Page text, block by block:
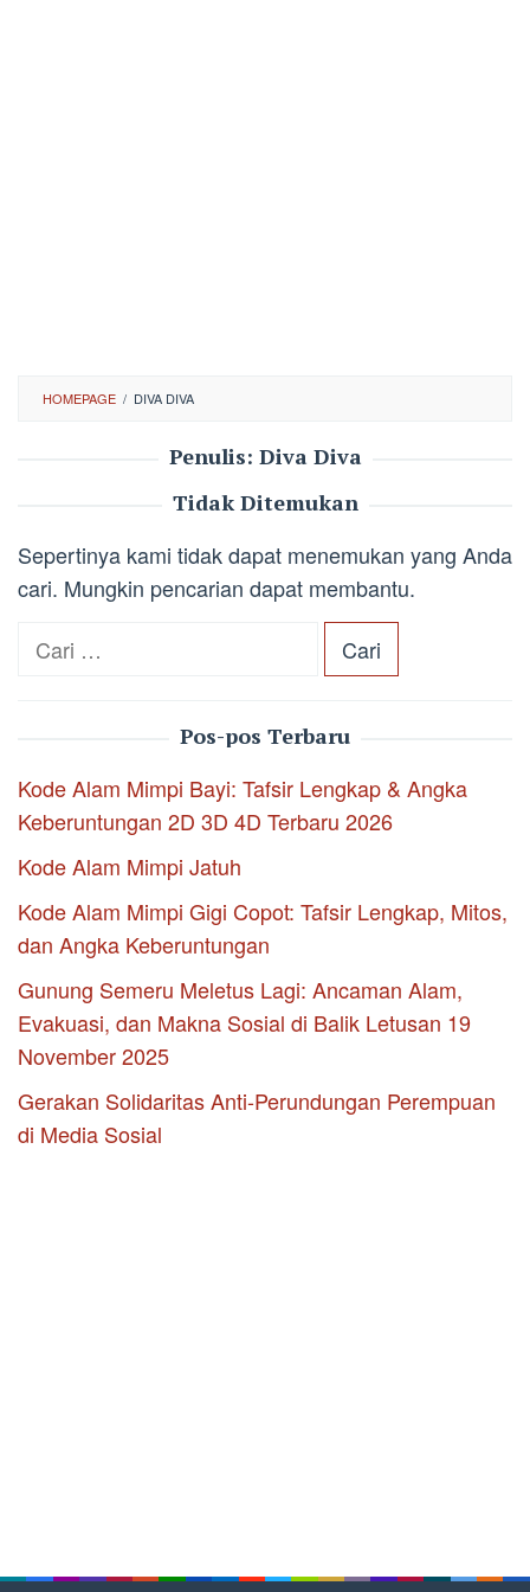
HOMEPAGE / DIVA DIVA
Penulis: Diva Diva
Tidak Ditemukan
Sepertinya kami tidak dapat menemukan yang Anda
cari. Mungkin pencarian dapat membantu.
Cari
Pos-pos Terbaru
Kode Alam Mimpi Bayi: Tafsir Lengkap & Angka
Keberuntungan 2D 3D 4D Terbaru 2026
Kode Alam Mimpi Jatuh
Kode Alam Mimpi Gigi Copot: Tafsir Lengkap, Mitos,
dan Angka Keberuntungan
Gunung Semeru Meletus Lagi: Ancaman Alam,
Evakuasi, dan Makna Sosial di Balik Letusan 19
November 2025
Gerakan Solidaritas Anti-Perundungan Perempuan
di Media Sosial